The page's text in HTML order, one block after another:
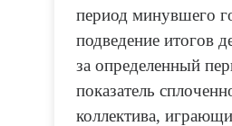
период минувшего
подведение итогов
за определенный
показатель
коллектива,